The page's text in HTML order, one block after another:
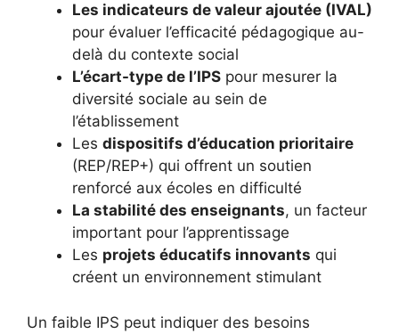
Les indicateurs de valeur ajoutée (IVAL)
pour évaluer l’efficacité pédagogique au-
delà du contexte social
L’écart-type de l’IPS pour mesurer la
diversité sociale au sein de
l’établissement
Les dispositifs d’éducation prioritaire
(REP/REP+) qui offrent un soutien
renforcé aux écoles en difficulté
La stabilité des enseignants, un facteur
important pour l’apprentissage
Les projets éducatifs innovants qui
créent un environnement stimulant
Un faible IPS peut indiquer des besoins